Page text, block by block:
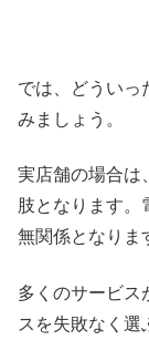
では、どういっ
みましょう。
実店舗の場合は
肢となります。
無関係となりま
多くのサービス
スを失敗なく選